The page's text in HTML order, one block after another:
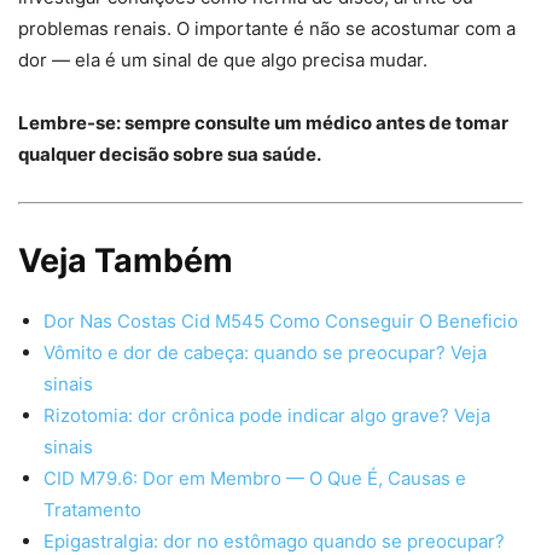
problemas renais. O importante é não se acostumar com a
dor — ela é um sinal de que algo precisa mudar.
Lembre-se: sempre consulte um médico antes de tomar
qualquer decisão sobre sua saúde.
Veja Também
Dor Nas Costas Cid M545 Como Conseguir O Beneficio
Vômito e dor de cabeça: quando se preocupar? Veja
sinais
Rizotomia: dor crônica pode indicar algo grave? Veja
sinais
CID M79.6: Dor em Membro — O Que É, Causas e
Tratamento
Epigastralgia: dor no estômago quando se preocupar?